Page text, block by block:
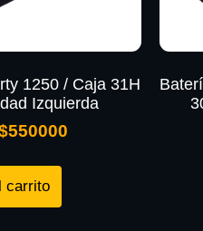
1250 / Caja 31H
Izquierda
550000
carrito